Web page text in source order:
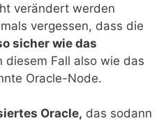
verändert werden
vergessen, dass die
sicher wie das
diesem Fall also wie das
Oracle-Node.
Oracle, das sodann